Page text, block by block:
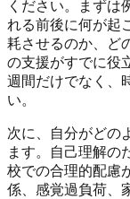
ください。まずは
れる前後に何が起
耗させるのか、ど
の支援がすでに役
週間だけでなく、
い。
次に、自分がどの
ます。自己理解の
校での合理的配慮
係、感覚過負荷、